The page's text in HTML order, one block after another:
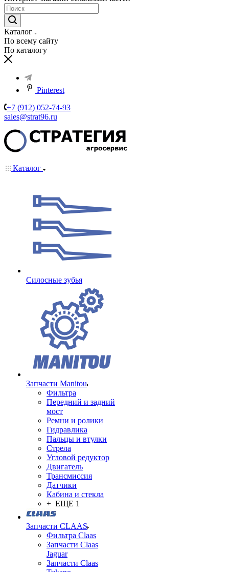
Каталог
По всему сайту
По каталогу
Pinterest
+7 (912) 052-74-93
sales@strat96.ru
Каталог
Cилосные зубья
Запчасти Manitou
Фильтра
Передний и задний
мост
Ремни и ролики
Гидравлика
Пальцы и втулки
Стрела
Угловой редуктор
Двигатель
Трансмиссия
Датчики
Кабина и стекла
+ ЕЩЕ 1
Запчасти CLAAS
Фильтра Claas
Запчасти Claas
Jaguar
Запчасти Claas